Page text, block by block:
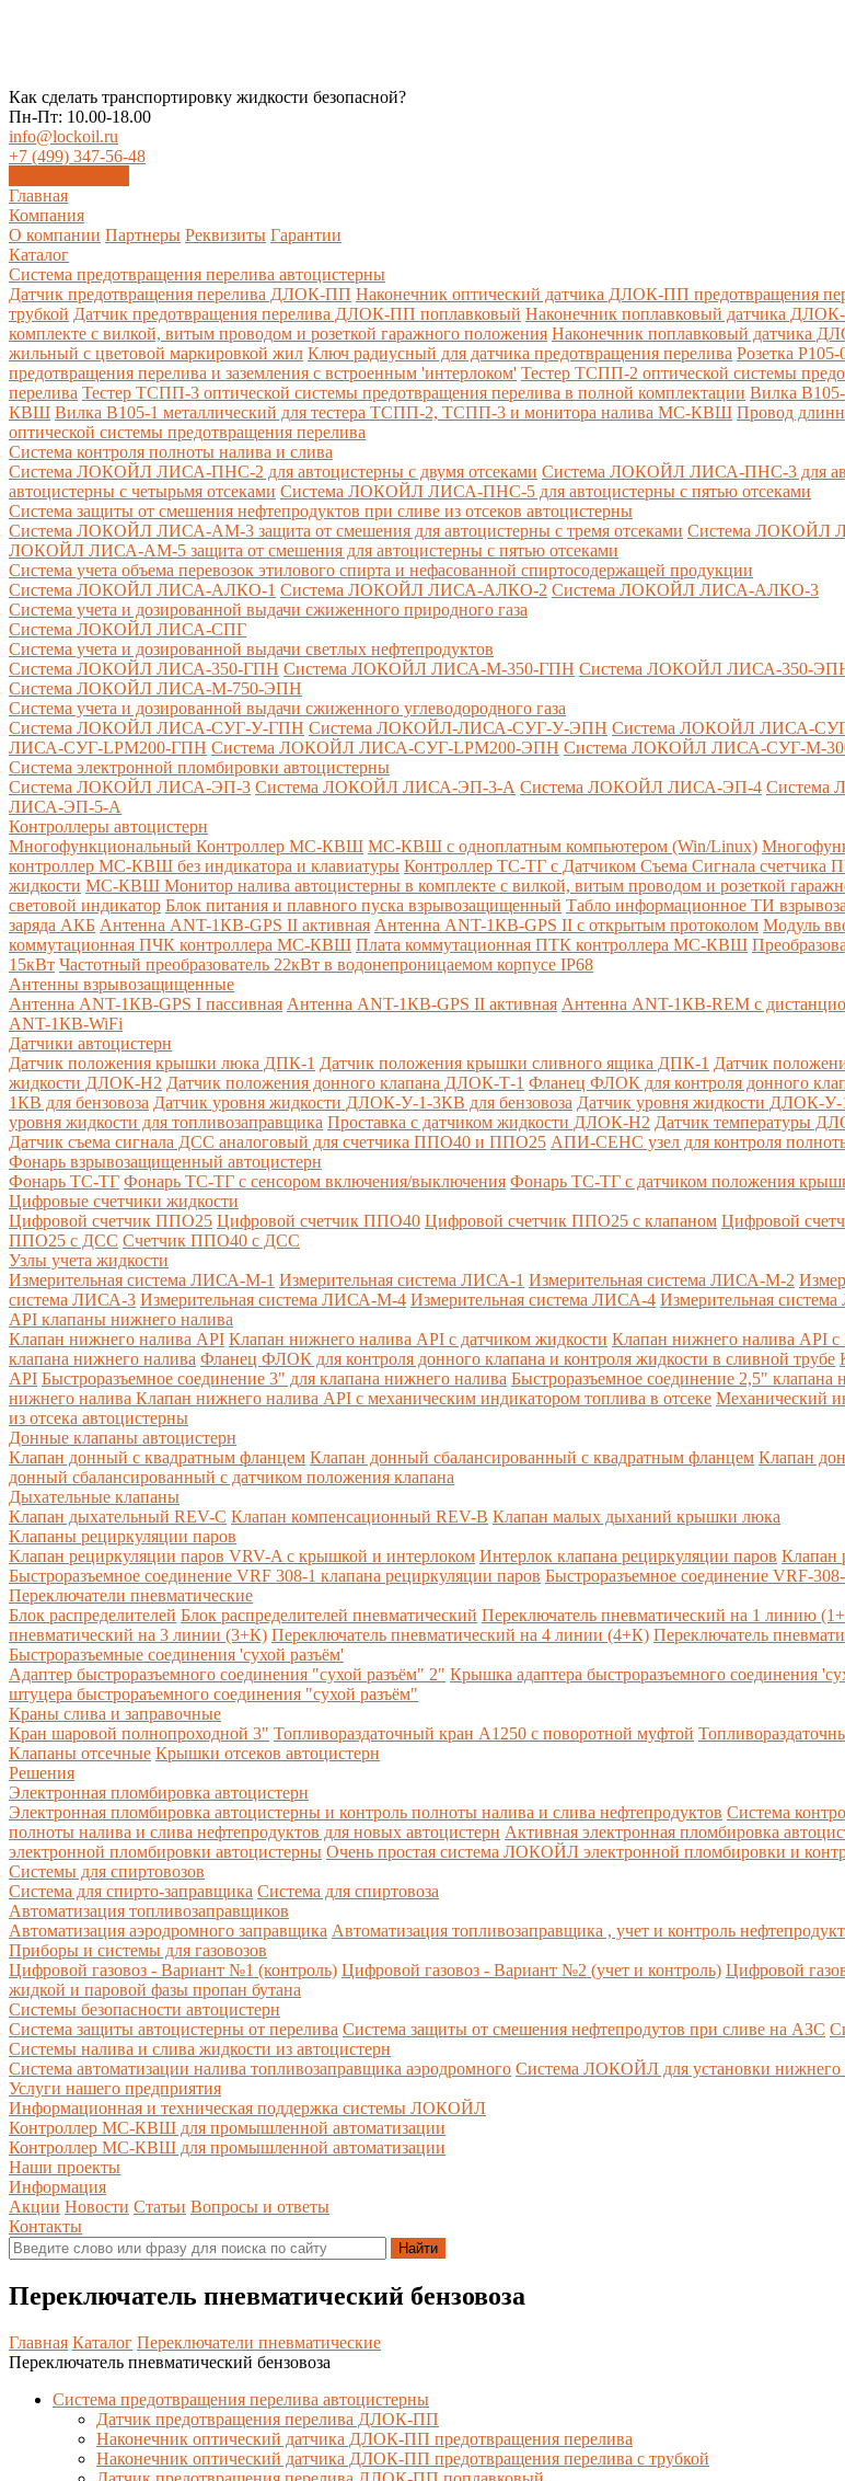
Как сделать транспортировку жидкости безопасной?
Пн-Пт: 10.00-18.00
info@lockoil.ru
+7 (499) 347-56-48
Главная
Компания
О компании Партнеры Реквизиты Гарантии
Каталог
Система предотвращения перелива автоцистерны
Датчик предотвращения перелива ДЛОК-ПП Наконечник оптический датчика ДЛОК-ПП предотвращения
трубкой Датчик предотвращения перелива ДЛОК-ПП поплавковый Наконечник поплавковый датчика
комплекте с вилкой, витым проводом и розеткой гаражного положения Наконечник поплавковый датчика
жильный с цветовой маркировкой жил Ключ радиусный для датчика предотвращения перелива Розетка
предотвращения перелива и заземления с встроенным 'интерлоком' Тестер ТСПП-2 оптической системы
перелива Тестер ТСПП-3 оптической системы предотвращения перелива в полной комплектации Вилка
КВШ Вилка В105-1 металлический для тестера ТСПП-2, ТСПП-3 и монитора налива МС-КВШ Провод
оптической системы предотвращения перелива
Cистема контроля полноты налива и слива
Система ЛОКОЙЛ ЛИСА-ПНС-2 для автоцистерны с двумя отсеками Система ЛОКОЙЛ ЛИСА-ПНС-3 для
автоцистерны с четырьмя отсеками Система ЛОКОЙЛ ЛИСА-ПНС-5 для автоцистерны с пятью отсеками
Система защиты от смешения нефтепродуктов при сливе из отсеков автоцистерны
Система ЛОКОЙЛ ЛИСА-AM-3 защита от смешения для автоцистерны с тремя отсеками Система ЛОКОЙЛ
ЛОКОЙЛ ЛИСА-AM-5 защита от смешения для автоцистерны с пятью отсеками
Система учета объема перевозок этилового спирта и нефасованной спиртосодержащей продукции
Система ЛОКОЙЛ ЛИСА-AЛКО-1 Система ЛОКОЙЛ ЛИСА-АЛКО-2 Система ЛОКОЙЛ ЛИСА-АЛКО-3
Система учета и дозированной выдачи сжиженного природного газа
Система ЛОКОЙЛ ЛИСА-СПГ
Система учета и дозированной выдачи светлых нефтепродуктов
Система ЛОКОЙЛ ЛИСА-350-ГПН Система ЛОКОЙЛ ЛИСА-М-350-ГПН Система ЛОКОЙЛ ЛИСА-350-
Система ЛОКОЙЛ ЛИСА-М-750-ЭПН
Система учета и дозированной выдачи сжиженного углеводородного газа
Система ЛОКОЙЛ ЛИСА-СУГ-У-ГПН Система ЛОКОЙЛ-ЛИСА-СУГ-У-ЭПН Система ЛОКОЙЛ ЛИСА-
ЛИСА-СУГ-LPM200-ГПН Система ЛОКОЙЛ ЛИСА-СУГ-LPM200-ЭПН Система ЛОКОЙЛ ЛИСА-СУГ-М-
Система электронной пломбировки автоцистерны
Система ЛОКОЙЛ ЛИСА-ЭП-3 Система ЛОКОЙЛ ЛИСА-ЭП-3-А Система ЛОКОЙЛ ЛИСА-ЭП-4
ЛИСА-ЭП-5-А
Контроллеры автоцистерн
Многофункциональный Контроллер МС-КВШ МС-КВШ с одноплатным компьютером (Win/Linux)
контроллер МС-КВШ без индикатора и клавиатуры Контроллер ТС-ТГ с Датчиком Съема Сигнала
жидкости МС-КВШ Монитор налива автоцистерны в комплекте с вилкой, витым проводом и розеткой
световой индикатор Блок питания и плавного пуска взрывозащищенный Табло информационное ТИ
заряда АКБ Антенна ANT-1КВ-GPS II активная Антенна ANT-1КВ-GPS II с открытым протоколом Модуль
коммутационная ПЧК контроллера МС-КВШ Плата коммутационная ПТК контроллера МС-КВШ
15кВт Частотный преобразователь 22кВт в водонепроницаемом корпусе IP68
Антенны взрывозащищенные
Антенна ANT-1КВ-GPS I пассивная Антенна ANT-1КВ-GPS II активная Антенна ANT-1КВ-REM c
ANT-1КВ-WiFi
Датчики автоцистерн
Датчик положения крышки люка ДПК-1 Датчик положения крышки сливного ящика ДПК-1 Датчик
жидкости ДЛОК-Н2 Датчик положения донного клапана ДЛОК-Т-1 Фланец ФЛОК для контроля донного
1КВ для бензовоза Датчик уровня жидкости ДЛОК-У-1-3КВ для бензовоза Датчик уровня жидкости ДЛОК-У-
уровня жидкости для топливозаправщика Проставка с датчиком жидкости ДЛОК-Н2 Датчик температуры
Датчик съема сигнала ДСС аналоговый для счетчика ППО40 и ППО25 АПИ-СЕНС узел для контроля
Фонарь взрывозащищенный автоцистерн
Фонарь ТС-ТГ Фонарь ТС-ТГ с сенсором включения/выключения Фонарь ТС-ТГ с датчиком положения
Цифровые счетчики жидкости
Цифровой счетчик ППО25 Цифровой счетчик ППО40 Цифровой счетчик ППО25 с клапаном Цифровой
ППО25 с ДСС Счетчик ППО40 с ДСС
Узлы учета жидкости
Измерительная система ЛИСА-М-1 Измерительная система ЛИСА-1 Измерительная система ЛИСА-М-2
система ЛИСА-3 Измерительная система ЛИСА-М-4 Измерительная система ЛИСА-4 Измерительная
API клапаны нижнего налива
Клапан нижнего налива API Клапан нижнего налива API с датчиком жидкости Клапан нижнего налива API
клапана нижнего налива Фланец ФЛОК для контроля донного клапана и контроля жидкости в сливной трубе
API Быстроразъемное соединение 3" для клапана нижнего налива Быстроразъемное соединение 2,5" клапана
нижнего налива Клапан нижнего налива API с механическим индикатором топлива в отсеке Механический
из отсека автоцистерны
Донные клапаны автоцистерн
Клапан донный с квадратным фланцем Клапан донный сбалансированный с квадратным фланцем Клапан
донный сбалансированный с датчиком положения клапана
Дыхательные клапаны
Клапан дыхательный REV-C Клапан компенсационный REV-B Клапан малых дыханий крышки люка
Клапаны рециркуляции паров
Клапан рециркуляции паров VRV-A с крышкой и интерлоком Интерлок клапана рециркуляции паров Клапан
Быстроразъемное соединение VRF 308-1 клапана рециркуляции паров Быстроразъемное соединение VRF-
Переключатели пневматические
Блок распределителей Блок распределителей пневматический Переключатель пневматический на 1 линию
пневматический на 3 линии (3+К) Переключатель пневматический на 4 линии (4+К) Переключатель
Быстроразъемные соединения 'сухой разъём'
Адаптер быстроразъемного соединения "сухой разъём" 2" Крышка адаптера быстроразъемного соединения
штуцера быстрораъемного соединения "сухой разъём"
Краны слива и заправочные
Кран шаровой полнопроходной 3" Топливораздаточный кран A1250 с поворотной муфтой
Клапаны отсечные Крышки отсеков автоцистерн
Решения
Электронная пломбировка автоцистерн
Электронная пломбировка автоцистерны и контроль полноты налива и слива нефтепродуктов Система
полноты налива и слива нефтепродуктов для новых автоцистерн Активная электронная пломбировка
электронной пломбировки автоцистерны Очень простая система ЛОКОЙЛ электронной пломбировки и
Системы для спиртовозов
Система для спирто-заправщика Система для спиртовоза
Автоматизация топливозаправщиков
Автоматизация аэродромного заправщика Автоматизация топливозаправщика , учет и контроль
Приборы и системы для газовозов
Цифровой газовоз - Вариант №1 (контроль) Цифровой газовоз - Вариант №2 (учет и контроль) Цифровой
жидкой и паровой фазы пропан бутана
Системы безопасности автоцистерн
Система защиты автоцистерны от перелива Система защиты от смешения нефтепродутов при сливе на АЗС
Системы налива и слива жидкости из автоцистерн
Система автоматизации налива топливозаправщика аэродромного Система ЛОКОЙЛ для установки нижнего
Услуги нашего предприятия
Информационная и техническая поддержка системы ЛОКОЙЛ
Контроллер МС-КВШ для промышленной автоматизации
Контроллер МС-КВШ для промышленной автоматизации
Наши проекты
Информация
Акции Новости Статьи Вопросы и ответы
Контакты
Переключатель пневматический бензовоза
Главная Каталог Переключатели пневматические
Переключатель пневматический бензовоза
Система предотвращения перелива автоцистерны
Датчик предотвращения перелива ДЛОК-ПП
Наконечник оптический датчика ДЛОК-ПП предотвращения перелива
Наконечник оптический датчика ДЛОК-ПП предотвращения перелива с трубкой